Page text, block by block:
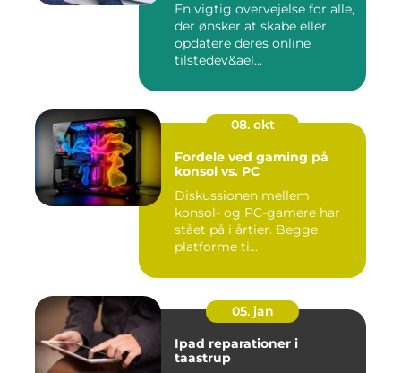
En vigtig overvejelse for alle,
der ønsker at skabe eller
opdatere deres online
tilstedev&ael...
08. okt
Fordele ved gaming på
konsol vs. PC
Diskussionen mellem
konsol- og PC-gamere har
stået på i årtier. Begge
platforme ti...
05. jan
Ipad reparationer i
taastrup